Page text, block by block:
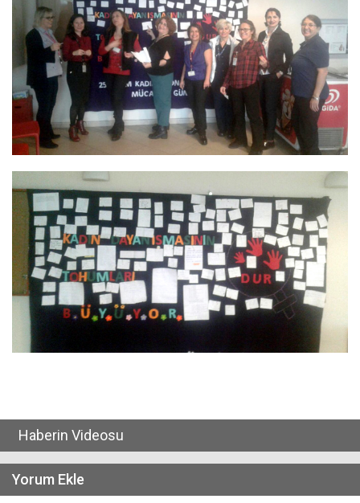
Haberin Videosu
Yorum Ekle